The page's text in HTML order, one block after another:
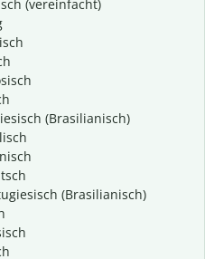
(vereinfacht)
(Brasilianisch)
(Brasilianisch)